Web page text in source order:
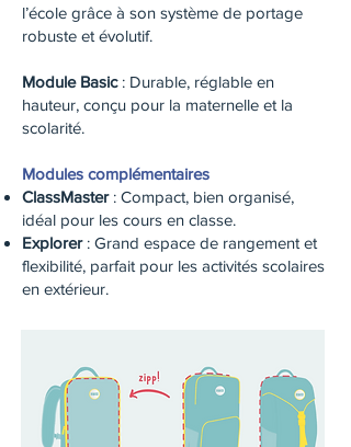
l’école grâce à son système de portage
robuste et évolutif.
Module Basic: Durable, réglable en
hauteur, conçu pour la maternelle et la
scolarité.
Modules complémentaires
ClassMaster: Compact, bien organisé,
idéal pour les cours en classe.
Explorer : Grand espace de rangement et
flexibilité, parfait pour les activités scolaires
en extérieur.